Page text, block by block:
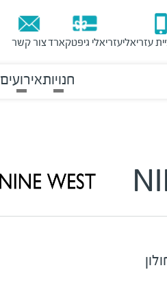
עזריאליעזריאלי גיפטקארדצור קשר
חנויותאירועים